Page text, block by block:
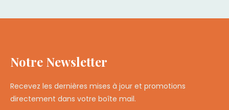
Notre Newsletter
Recevez les dernières mises à jour et promotions
directement dans votre boîte mail.